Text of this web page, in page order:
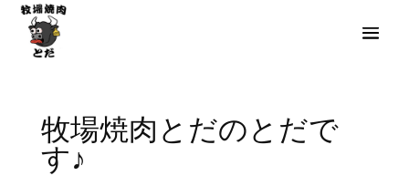
牧場焼肉とだのとだで
す♪